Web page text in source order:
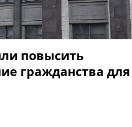
повысить
гражданства для